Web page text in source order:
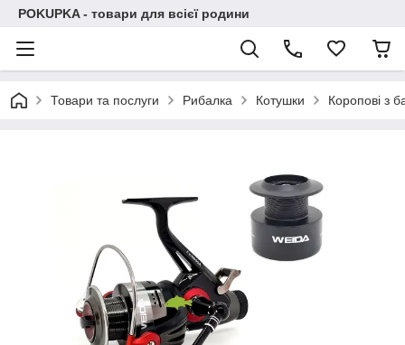
POKUPKA - товари для всієї родини
Товари та послуги Рибалка Котушки Коропові з